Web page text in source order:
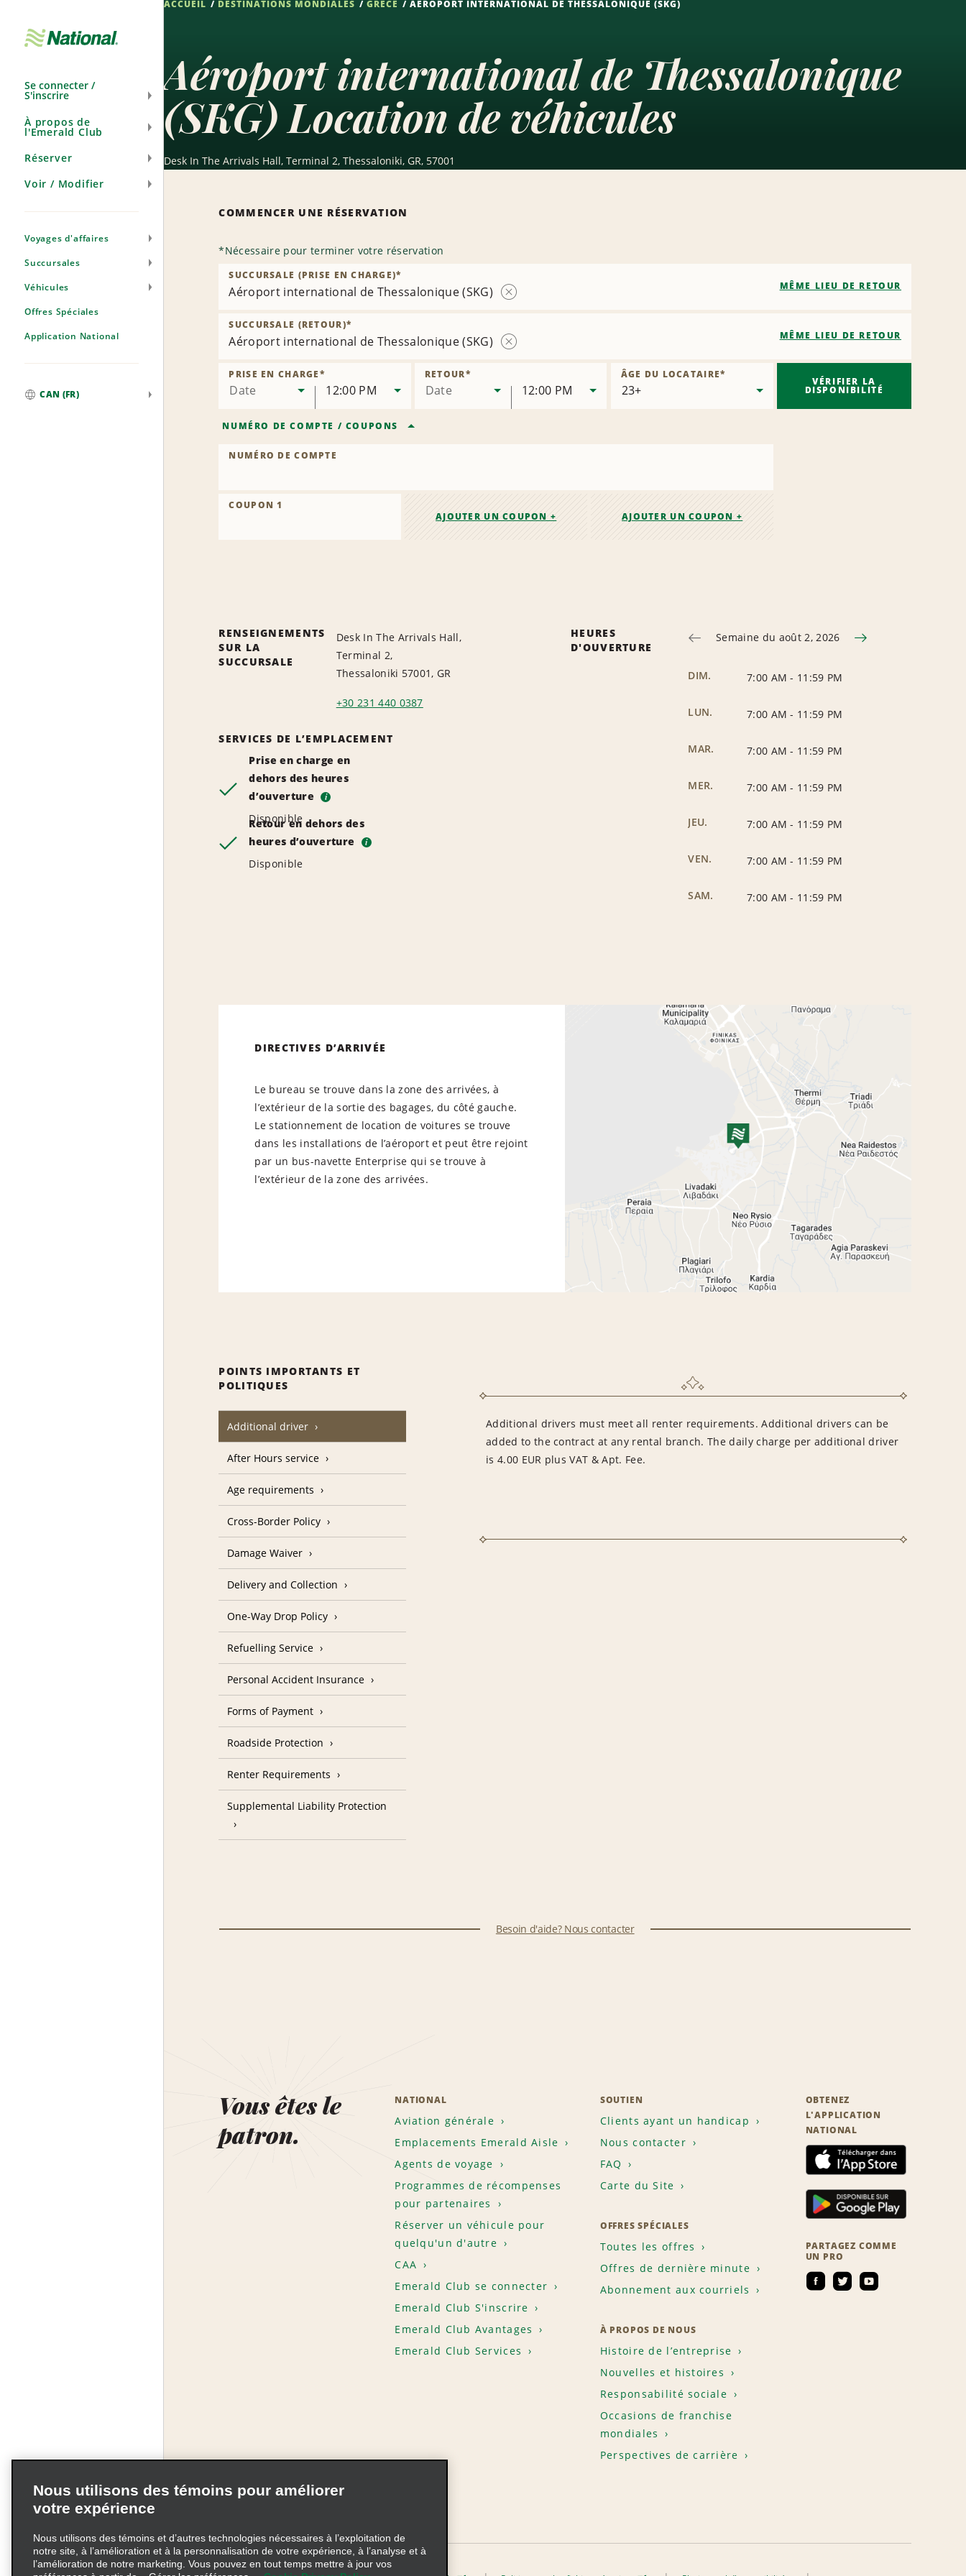
navigation
Se connecter /
S'inscrire
À propos de
l'Emerald Club
Réserver
Voir / Modifier
Voyages d'affaires
Succursales
Véhicules
Offres Spéciales
Application National
CAN (FR)
ACCUEIL DESTINATIONS MONDIALES GRÈCE AÉROPORT INTERNATIONAL DE THESSALONIQUE (SKG)
Aéroport international de Thessalonique
(SKG) Location de véhicules
Desk In The Arrivals Hall, Terminal 2, Thessaloniki, GR, 57001
COMMENCER UNE RÉSERVATION
*Nécessaire pour terminer votre réservation
Aéroport international de Thessalonique (SKG)
succursale
SUCCURSALE (PRISE EN CHARGE)*
MÊME LIEU DE RETOUR
Aéroport international de Thessalonique (SKG)
SUCCURSALE (RETOUR)*
MÊME LIEU DE RETOUR
Date
PRISE EN CHARGE*
12:00 PM Date
RETOUR*
12:00 PM
ÂGE DU LOCATAIRE*
NUMÉRO DE COMPTE / COUPONS
NUMÉRO DE COMPTE
COUPON 1
AJOUTER UN COUPON +
AJOUTER UN COUPON +
VÉRIFIER LA
DISPONIBILITÉ
RENSEIGNEMENTS
SUR LA
SUCCURSALE
Desk In The Arrivals Hall,
Terminal 2,
Thessaloniki 57001, GR
+30 231 440 0387
SERVICES DE L’EMPLACEMENT
Prise en charge en
dehors des heures
d’ouverture
i
Disponible
Retour en dehors des
heures d’ouverture
i
Disponible
HEURES
D'OUVERTURE
Semaine du août 2, 2026
DIM. 7:00 AM - 11:59 PM
LUN. 7:00 AM - 11:59 PM
MAR. 7:00 AM - 11:59 PM
MER. 7:00 AM - 11:59 PM
JEU. 7:00 AM - 11:59 PM
VEN. 7:00 AM - 11:59 PM
SAM. 7:00 AM - 11:59 PM
DIRECTIVES D’ARRIVÉE
Le bureau se trouve dans la zone des arrivées, à
l’extérieur de la sortie des bagages, du côté gauche.
Le stationnement de location de voitures se trouve
dans les installations de l’aéroport et peut être rejoint
par un bus-navette Enterprise qui se trouve à
l’extérieur de la zone des arrivées.
POINTS IMPORTANTS ET
POLITIQUES
Additional driver
Additional drivers must meet all renter requirements. Additional drivers can be
added to the contract at any rental branch. The daily charge per additional driver
is 4.00 EUR plus VAT & Apt. Fee.
After Hours service
Age requirements
Cross-Border Policy
Damage Waiver
Delivery and Collection
One-Way Drop Policy
Refuelling Service
Personal Accident Insurance
Forms of Payment
Roadside Protection
Renter Requirements
Supplemental Liability Protection
Besoin d'aide? Nous contacter
Vous êtes le
patron.
NATIONAL
Aviation générale
Emplacements Emerald Aisle
Agents de voyage
Programmes de récompenses
pour partenaires
Réserver un véhicule pour
quelqu'un d'autre
CAA
Emerald Club se connecter
Emerald Club S'inscrire
Emerald Club Avantages
Emerald Club Services
SOUTIEN
Clients ayant un handicap
Nous contacter
FAQ
Carte du Site
OFFRES SPÉCIALES
Toutes les offres
Offres de dernière minute
Abonnement aux courriels
À PROPOS DE NOUS
Histoire de l’entreprise
Nouvelles et histoires
Responsabilité sociale
Occasions de franchise
mondiales
Perspectives de carrière
OBTENEZ
L'APPLICATION
NATIONAL
PARTAGEZ COMME
UN PRO
Nous utilisons des témoins pour améliorer
votre expérience
Nous utilisons des témoins et d’autres technologies nécessaires à l’exploitation de
notre site, à l’amélioration et à la personnalisation de votre expérience, à l’analyse et à
l’amélioration de notre marketing. Vous pouvez en tout temps mettre à jour vos